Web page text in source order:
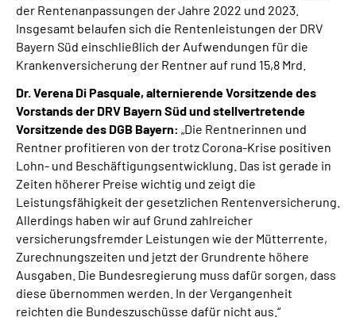
der Rentenanpassungen der Jahre 2022 und 2023.
Insgesamt belaufen sich die Rentenleistungen der DRV
Bayern Süd einschließlich der Aufwendungen für die
Krankenversicherung der Rentner auf rund 15,8 Mrd.
Dr. Verena Di Pasquale, alternierende Vorsitzende des
Vorstands der DRV Bayern Süd und stellvertretende
Vorsitzende des DGB Bayern: „Die Rentnerinnen und
Rentner profitieren von der trotz Corona-Krise positiven
Lohn- und Beschäftigungsentwicklung. Das ist gerade in
Zeiten höherer Preise wichtig und zeigt die
Leistungsfähigkeit der gesetzlichen Rentenversicherung.
Allerdings haben wir auf Grund zahlreicher
versicherungsfremder Leistungen wie der Mütterrente,
Zurechnungszeiten und jetzt der Grundrente höhere
Ausgaben. Die Bundesregierung muss dafür sorgen, dass
diese übernommen werden. In der Vergangenheit
reichten die Bundeszuschüsse dafür nicht aus.“